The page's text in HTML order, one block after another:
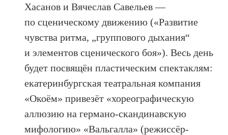
Хасанов и Вячеслав Савельев —
по сценическому движению («Развитие
чувства ритма, „группового дыхания“
и элементов сценического боя»). Весь день
будет посвящён пластическим спектаклям:
екатеринбургская театральная компания
«Окоём» привезёт «хореографическую
аллюзию на германо-скандинавскую
мифологию» «Вальгалла» (режиссёр-